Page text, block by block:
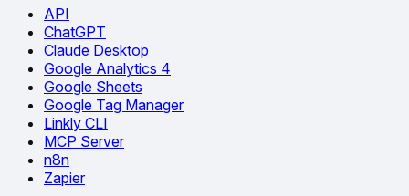
API
ChatGPT
Claude Desktop
Google Analytics 4
Google Sheets
Google Tag Manager
Linkly CLI
MCP Server
n8n
Zapier